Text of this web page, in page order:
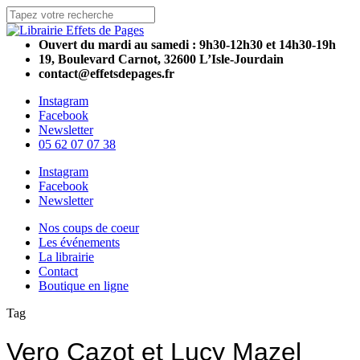
Skip
to
main
content
Close
SearchOuvert du mardi au samedi : 9h30-12h30 et 14h30-19h
19, Boulevard Carnot, 32600 L’Isle-Jourdain
contact@effetsdepages.fr
Instagram
Facebook
Newsletter
05 62 07 07 38
Menu
Instagram
Facebook
Newsletter
Menu
Nos coups de coeur
Les événements
La librairie
Contact
Boutique en ligne
Tag
Vero Cazot et Lucy Mazel